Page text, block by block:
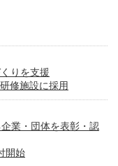
りを支援
修施設に採用
業・団体を表彰・認
開始